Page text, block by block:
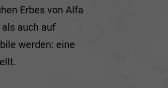
Erbes von Alfa
auch auf
werden: eine